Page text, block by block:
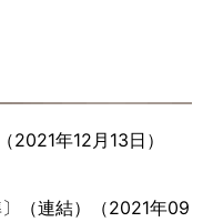
2021年12月13日）
（連結）（2021年09